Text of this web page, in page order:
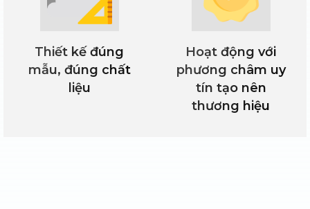
Thiết kế đúng
mẫu, đúng chất
liệu
Hoạt động với
phương châm uy
tín tạo nên
thương hiệu